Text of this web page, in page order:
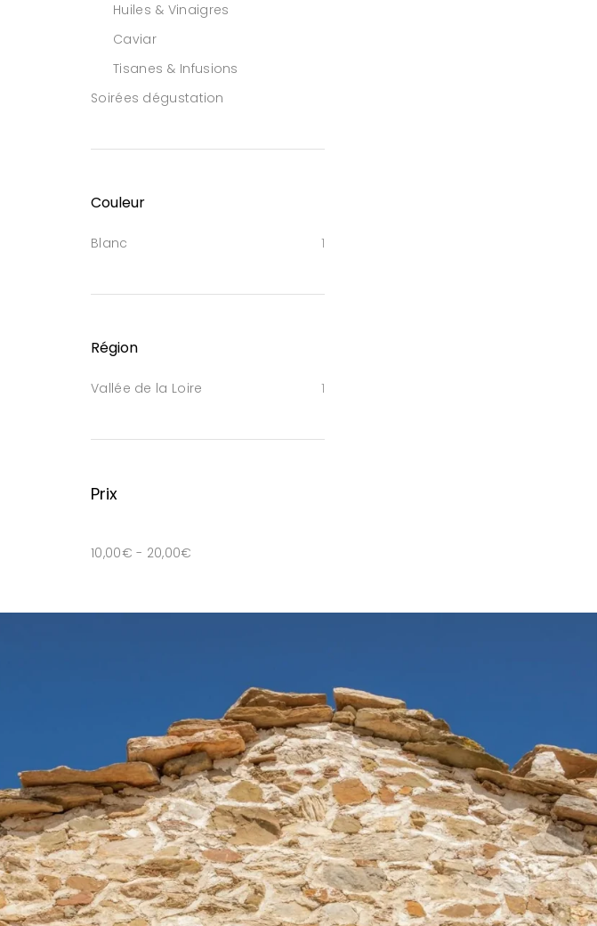
Huiles & Vinaigres
Caviar
Tisanes & Infusions
Soirées dégustation
Couleur
Blanc 1
Région
Vallée de la Loire 1
Prix
10,00€ - 20,00€